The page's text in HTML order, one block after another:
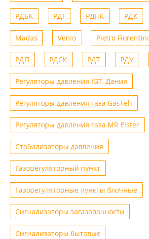
РДБК РДГ РДНК РДК
Madas Venio Рietro Fiorentini
РДП РДСК РДТ РДУ
Регуляторы давления IGT, Дания
Регуляторы давления газа GasTeh
Регуляторы давления газа MR Elster
Стабилизаторы давления
Газорегуляторный пункт
Газорегуляторные пункты блочные
Сигнализаторы загазованности
Сигнализаторы бытовые